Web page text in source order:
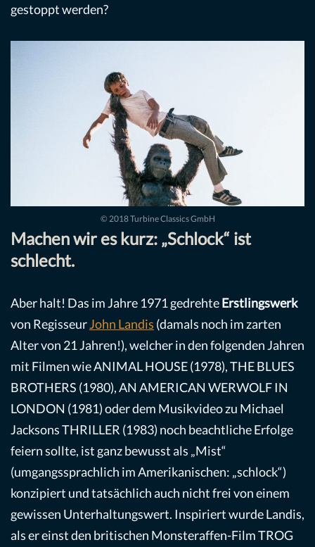
gestoppt werden?
© 2018 Turbine Classics GmbH
Machen wir es kurz: „Schlock“ ist
schlecht.
Aber halt! Das im Jahre 1971 gedrehteErstlingswerk
von RegisseurJohn Landis (damals noch im zarten
Alter von 21 Jahren!), welcher in den folgenden Jahren
mit Filmen wie ANIMAL HOUSE (1978), THE BLUES
BROTHERS (1980), AN AMERICAN WERWOLF IN
LONDON (1981) oder dem Musikvideo zu Michael
Jacksons THRILLER (1983) noch beachtliche Erfolge
feiern sollte, ist ganz bewusst als „Mist“
(umgangssprachlich im Amerikanischen: „schlock“)
konzipiert und tatsächlich auch nicht frei von einem
gewissen Unterhaltungswert. Inspiriert wurde Landis,
als er einst den britischen Monsteraffen-Film TROG